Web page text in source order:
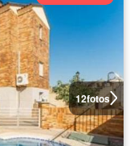
12fotos